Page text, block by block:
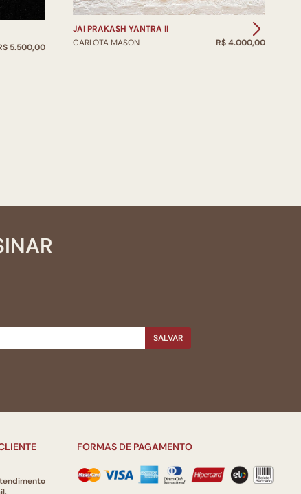
5.500,00
JAI PRAKASH YANTRA II
CARLOTA MASON
R$ 4.000,00
SALVAR
FORMAS DE PAGAMENTO